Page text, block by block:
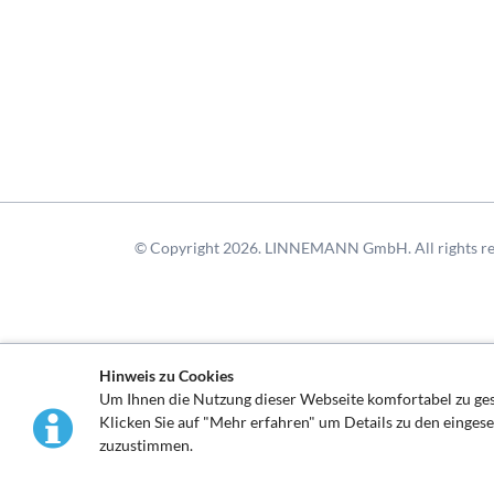
Hinweis zu Cookies
Um Ihnen die Nutzung dieser Webseite komfortabel zu
Klicken Sie auf "Mehr erfahren" um Details zu den
zuzustimmen.
© Copyright 2026. LINNEMANN GmbH. All rights